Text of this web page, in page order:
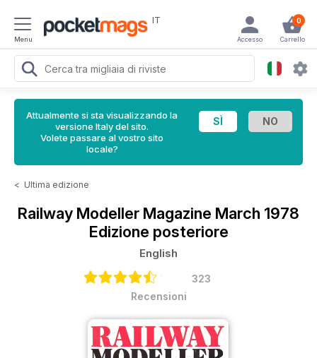
Menu
IT 0
Carrello
Accesso
Attualmente si sta visualizzando la
versione Italy del sito.
Volete passare al vostro sito
locale?
< Ultima edizione
Railway Modeller Magazine March 1978
Edizione posteriore
English
323
Recensioni